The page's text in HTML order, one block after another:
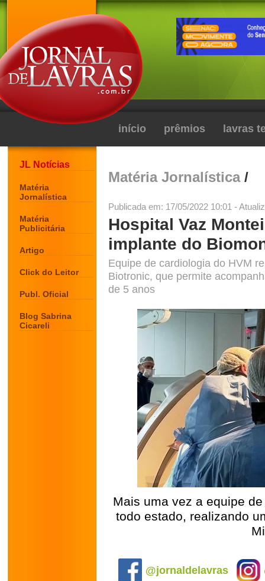
início prêmios lavras
JL Notícias
Matéria
Jornalística
Matéria
Publicitária
Artigo
Click do Leitor
Publ. Oficial
Blog Sabrina
Cicareli
Matéria Jornalística/
Publicada em: 17/05/2022 10:01 -
Hospital Vaz
implante do
Equipe de cardiologia do HVM
Biotronic, que permite
de 5 anos
Mais uma vez a equipe
todo estado, realizando
@jornaldelavras